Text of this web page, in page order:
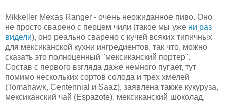
Mikkeller Mexas Ranger - очень неожиданное пиво. Оно
не просто сварено с перцем чили (такое мы уже ни раз
видели), оно реально сварено с кучей всяких типичных
для мексиканской кухни ингредиентов, так что, можно
сказать это полноценный "мексиканский портер".
Состав с первого взгляда даже немного пугает, тут
помимо нескольких сортов солода и трех хмелей
(Tomahawk, Centennial и Saaz), заявлена также кукуруза,
мексиканский чай (Espazote), мексиканский шоколад,